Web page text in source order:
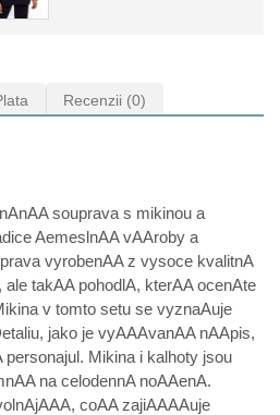
Recenzii (0)
souprava s mikinou a
AemeslnAA vAAroby a
vyrobenAA z vysoce kvalitnA
takAA pohodlA, kterAA ocenAte
v tomto setu se vyznaAuje
jako je vyAAAvanAA nAApis,
personajul. Mikina i kalhoty jsou
na celodennA noAAenA.
coAA zajiAAAAuje